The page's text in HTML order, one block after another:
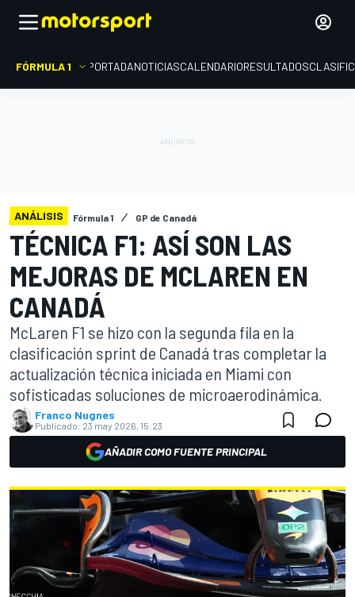
FÓRMULA 1 PORTADANOTICIASCALENDARIORESULTADOS
ANÁLISIS Fórmula 1 GP de Canadá
TÉCNICA F1: ASÍ SON LAS
MEJORAS DE MCLAREN EN
CANADÁ
McLaren F1 se hizo con la segunda fila en la
clasificación sprint de Canadá tras completar la
actualización técnica iniciada en Miami con
sofisticadas soluciones de microaerodinámica.
Franco Nugnes
Publicado: 23 may 2026, 15:23
AÑADIR COMO FUENTE PRINCIPAL